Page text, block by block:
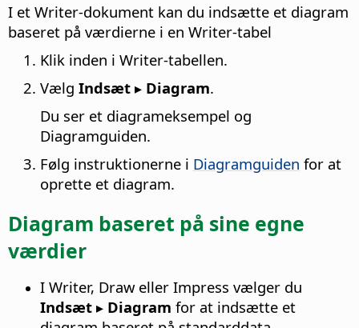
I et Writer-dokument kan du indsætte et diagram
baseret på værdierne i en Writer-tabel
Klik inden i Writer-tabellen.
Vælg Indsæt ▸ Diagram.
Du ser et diagrameksempel og
Diagramguiden.
Følg instruktionerne i Diagramguiden for at
oprette et diagram.
Diagram baseret på sine egne
værdier
I Writer, Draw eller Impress vælger du
Indsæt ▸ Diagram for at indsætte et